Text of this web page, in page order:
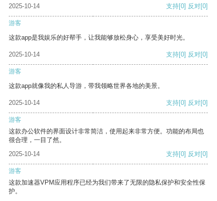
2025-10-14
支持[0] 反对[0]
游客
这款app是我娱乐的好帮手，让我能够放松身心，享受美好时光。
2025-10-14 支持[0] 反对[0]
游客
这款app就像我的私人导游，带我领略世界各地的美景。
2025-10-14 支持[0] 反对[0]
游客
这款办公软件的界面设计非常简洁，使用起来非常方便。功能的布局也
很合理，一目了然。
2025-10-14
支持[0] 反对[0]
游客
这款加速器VPM应用程序已经为我们带来了无限的隐私保护和安全性保
护。